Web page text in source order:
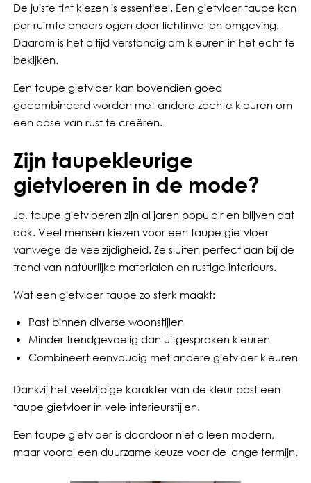
De juiste tint kiezen is essentieel. Een gietvloer taupe kan
per ruimte anders ogen door lichtinval en omgeving.
Daarom is het altijd verstandig om kleuren in het echt te
bekijken.
Een taupe gietvloer kan bovendien goed
gecombineerd worden met andere zachte kleuren om
een oase van rust te creëren.
Zijn taupekleurige
gietvloeren in de mode?
Ja, taupe gietvloeren zijn al jaren populair en blijven dat
ook. Veel mensen kiezen voor een taupe gietvloer
vanwege de veelzijdigheid. Ze sluiten perfect aan bij de
trend van natuurlijke materialen en rustige interieurs.
Wat een gietvloer taupe zo sterk maakt:
Past binnen diverse woonstijlen
Minder trendgevoelig dan uitgesproken kleuren
Combineert eenvoudig met andere gietvloer kleuren
Dankzij het veelzijdige karakter van de kleur past een
taupe gietvloer in vele interieurstijlen.
Een taupe gietvloer is daardoor niet alleen modern,
maar vooral een duurzame keuze voor de lange termijn.